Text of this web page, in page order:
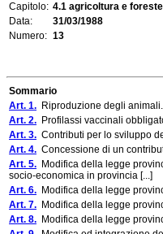
Capitolo: 4.1 agricoltura e foreste
Data:
31/03/1988
Numero: 13
Sommario
Art. 1. Riproduzione degli animali.
Art. 2. Profilassi vaccinali
Art. 3. Contributi per lo sviluppo
Art. 4. Concessione di un
Art. 5. Modifica della legge
socio-economica in provincia [...]
Art. 6. Modifica della legge
Art. 7. Modifica della legge
Art. 8. Modifica della legge